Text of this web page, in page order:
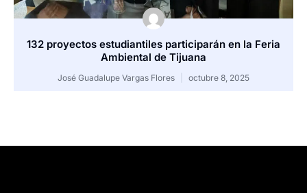
132 proyectos estudiantiles participarán en la Feria
Ambiental de Tijuana
José Guadalupe Vargas Flores octubre 8, 2025